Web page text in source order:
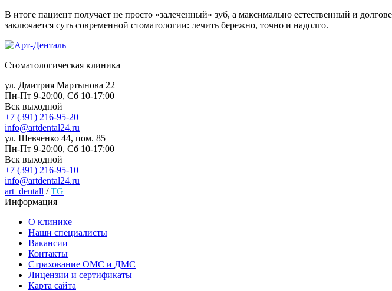
В итоге пациент получает не просто «залеченный» зуб, а максимально естественный и
заключается суть современной стоматологии: лечить бережно, точно и надолго.
Стоматологическая клиника
ул. Дмитрия Мартынова 22
Пн-Пт 9-20:00, Сб 10-17:00
Вск выходной
+7 (391) 216-95-20
info@artdental24.ru
ул. Шевченко 44, пом. 85
Пн-Пт 9-20:00, Сб 10-17:00
Вск выходной
+7 (391) 216-95-10
info@artdental24.ru
art_dentall /TG
Информация
О клинике
Наши специалисты
Вакансии
Контакты
Страхование ОМС и ДМС
Лицензии и сертификаты
Карта сайта